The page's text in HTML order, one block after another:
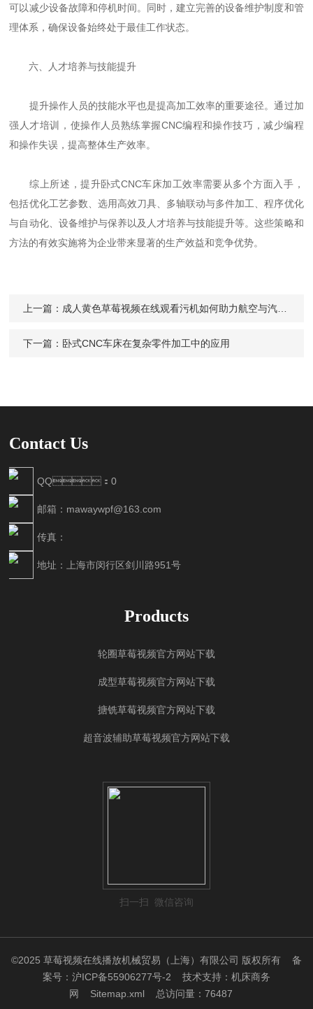
可以减少设备故障和停机时间。同时，建立完善的设备维护制度和管
理体系，确保设备始终处于最佳工作状态。
六、人才培养与技能提升
提升操作人员的技能水平也是提高加工效率的重要途径。通过加
强人才培训，使操作人员熟练掌握CNC编程和操作技巧，减少编程
和操作失误，提高整体生产效率。
综上所述，提升卧式CNC车床加工效率需要从多个方面入手，
包括优化工艺参数、选用高效刀具、多轴联动与多件加工、程序优化
与自动化、设备维护与保养以及人才培养与技能提升等。这些策略和
方法的有效实施将为企业带来显著的生产效益和竞争优势。
上一篇： 成人黄色草莓视频在线观看污机如何助力航空与汽车制造？
下一篇： 卧式CNC车床在复杂零件加工中的应用
Contact Us
QQ：0
邮箱：mawaywpf@163.com
传真：
地址：上海市闵行区剑川路951号
Products
轮圈草莓视频官方网站下载
成型草莓视频官方网站下载
搪铣草莓视频官方网站下载
超音波辅助草莓视频官方网站下载
扫一扫 微信咨询
©2025 草莓视频在线播放机械贸易（上海）有限公司 版权所有 备
案号：沪ICP备55906277号-2 技术支持： 机床商务
网
Sitemap.xml 总访问量：76487